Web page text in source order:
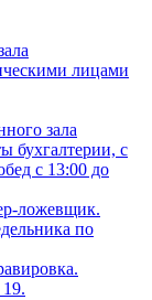
лицами
зала
бухгалтерии, с
с 13:00 до
ложевщик.
по